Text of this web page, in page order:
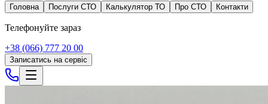
Головна Послуги СТО Калькулятор ТО Про СТО Контакти
Телефонуйте зараз
+38 (066) 777 20 00
Записатись на сервіс